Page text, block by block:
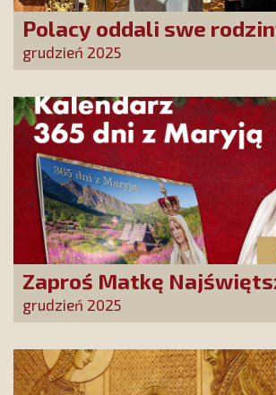
Polacy oddali swe
opiekę Najświętszej
grudzień 2025
Zaproś Matkę
swojego domu! Odbierz
„365 dni z Maryją”
grudzień 2025